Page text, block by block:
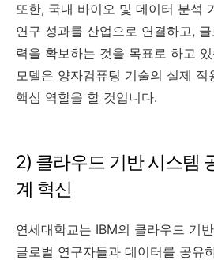
또한, 국내 바이오 및 데이터 분석
연구 성과를 산업으로 연결하고,
력을 확보하는 것을 목표로 하고
모델은 양자컴퓨팅 기술의 실제
핵심 역할을 할 것입니다.
2) 클라우드 기반 시스템
계 혁신
연세대학교는 IBM의 클라우드 기
글로벌 연구자들과 데이터를 공유